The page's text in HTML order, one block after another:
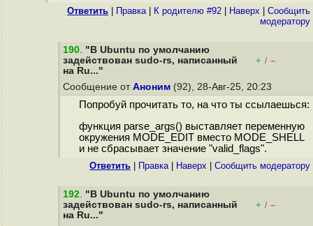
Ответить Правка| К родителю #92 Наверх
Cообщить
модератору
190. "В Ubuntu по умолчанию
задействован sudo-rs, написанный
на Ru..."
+ / –
Сообщение от Аноним (92), 28-Авг-25, 20:23
Попробуй прочитать то, на что ты ссылаешься:
функция parse_args() выставляет переменную
окружения MODE_EDIT вместо MODE_SHELL
и не сбрасывает значение "valid_flags".
Ответить Правка| Наверх Cообщить модератору
192. "В Ubuntu по умолчанию
задействован sudo-rs, написанный
на Ru..."
+ / –